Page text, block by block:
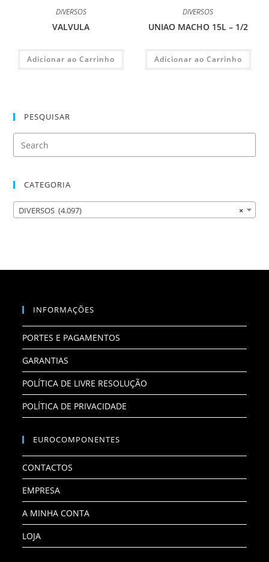
DIVERSOS
VALVULA
Adicionar ao Carrinho
DIVERSOS
UNIAO MACHO 15L – 1/2
Adicionar ao Carrinho
PESQUISAR
CATEGORIA
×
DIVERSOS (4.097)
INFORMAÇÕES
PORTES E PAGAMENTOS
GARANTIAS
POLÍTICA DE LIVRE RESOLUÇÃO
POLÍTICA DE PRIVACIDADE
EUROCOMPONENTES
CONTACTOS
EMPRESA
A MINHA CONTA
LOJA